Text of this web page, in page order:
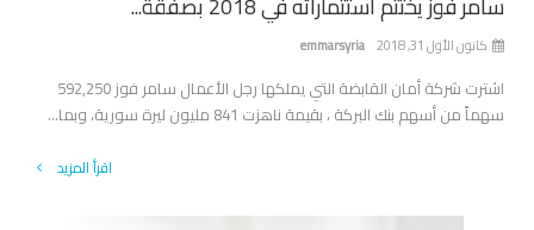
emmarsyria كانون الأول 31, 2018
اشترت شركة أمان القابضة التي يملكها رجل الأعمال سامر فوز 592,250
سهماً من أسهم بنك البركة ، بقيمة ناهزت 841 مليون ليرة سورية، وبما...
اقرأ المزيد